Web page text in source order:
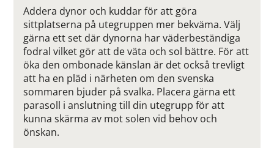
Addera dynor och kuddar för att göra
sittplatserna på utegruppen mer bekväma. Välj
gärna ett set där dynorna har väderbeständiga
fodral vilket gör att de väta och sol bättre. För att
öka den ombonade känslan är det också trevligt
att ha en pläd i närheten om den svenska
sommaren bjuder på svalka. Placera gärna ett
parasoll i anslutning till din utegrupp för att
kunna skärma av mot solen vid behov och
önskan.